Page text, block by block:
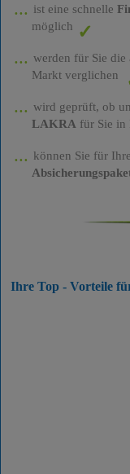
ist eine schnelle
möglich
werden für Sie
Markt verglichen
wird geprüft, ob
LAKRA für Sie in
können Sie für
Ihre Top - Vorteile